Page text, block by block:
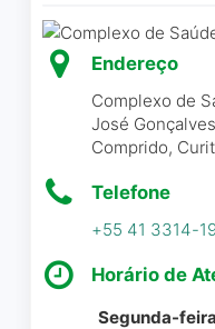
Endereço
Complexo de
José
Comprido,
Telefone
+55 41 3314-
Horário de
Segunda-